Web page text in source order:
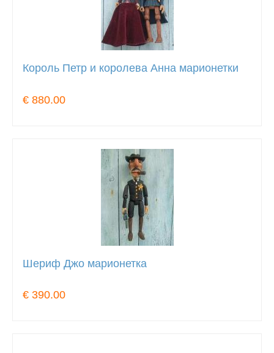
Король Петр и королева Анна марионетки
€ 880.00
Шериф Джо марионетка
€ 390.00